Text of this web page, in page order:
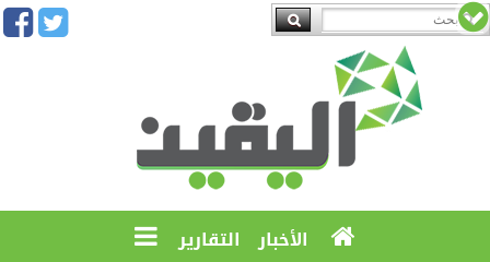
الأخبار التقارير